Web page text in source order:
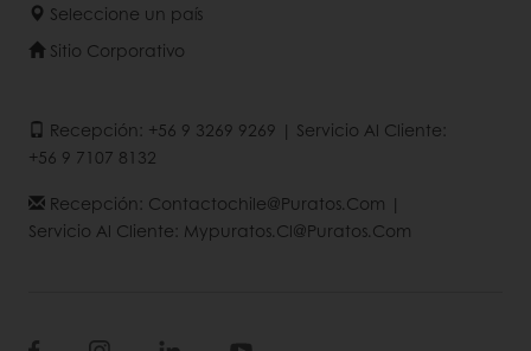
Seleccione un país
Sitio Corporativo
Recepción: +56 9 3269 9269 | Servicio Al Cliente:
+56 9 7107 8132
Recepción: Contactochile@puratos.com |
Servicio Al Cliente: Mypuratos.cl@puratos.com